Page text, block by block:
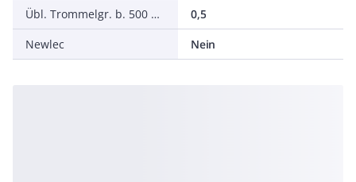
Übl. Trommelgr. b. 500 m Ø m
0,5
Newlec
Nein